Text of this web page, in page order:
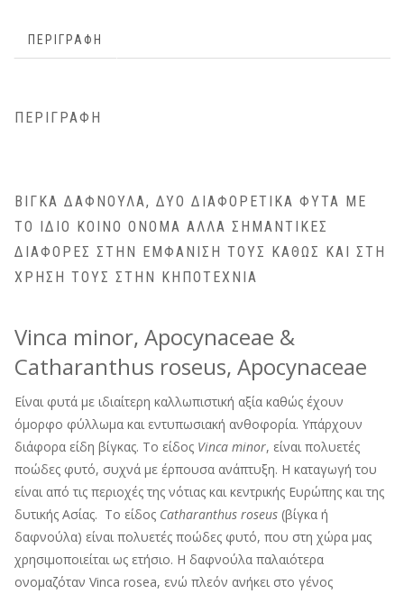
ΠΕΡΙΓΡΑΦΉ
ΠΕΡΙΓΡΑΦΉ
ΒΊΓΚΑ ΔΑΦΝΟΎΛΑ, ΔΎΟ ΔΙΑΦΟΡΕΤΙΚΆ ΦΥΤΆ ΜΕ
ΤΟ ΊΔΙΟ ΚΟΙΝΌ ΌΝΟΜΑ ΑΛΛΆ ΣΗΜΑΝΤΙΚΈΣ
ΔΙΑΦΟΡΈΣ ΣΤΗΝ ΕΜΦΆΝΙΣΗ ΤΟΥΣ ΚΑΘΏΣ ΚΑΙ ΣΤΗ
ΧΡΉΣΗ ΤΟΥΣ ΣΤΗΝ ΚΗΠΟΤΕΧΝΊΑ
Vinca minor, Apocynaceae &
Catharanthus roseus, Apocynaceae
Είναι φυτά με ιδιαίτερη καλλωπιστική αξία καθώς έχουν
όμορφο φύλλωμα και εντυπωσιακή ανθοφορία. Υπάρχουν
διάφορα είδη βίγκας. Τo είδος Vinca minor, είναι πολυετές
ποώδες φυτό, συχνά με έρπουσα ανάπτυξη. Η καταγωγή του
είναι από τις περιοχές της νότιας και κεντρικής Ευρώπης και της
δυτικής Ασίας. Το είδος Catharanthus roseus (βίγκα ή
δαφνούλα) είναι πολυετές ποώδες φυτό, που στη χώρα μας
χρησιμοποιείται ως ετήσιο. Η δαφνούλα παλαιότερα
ονομαζόταν Vinca rosea, ενώ πλεόν ανήκει στο γένος